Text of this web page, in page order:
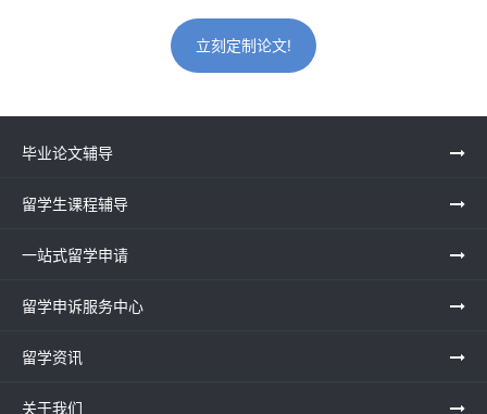
立刻定制论文!
毕业论文辅导
留学生课程辅导
一站式留学申请
留学申诉服务中心
留学资讯
关于我们